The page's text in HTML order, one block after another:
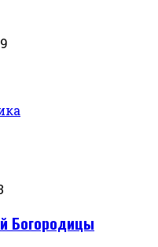
Богородицы